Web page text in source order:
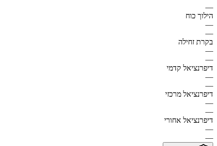
—
הילוך כוח
—
—
בקרת זחילה
—
—
דיפרנציאל קדמי
—
—
דיפרנציאל מרכזי
—
—
דיפרנציאל אחורי
—
—